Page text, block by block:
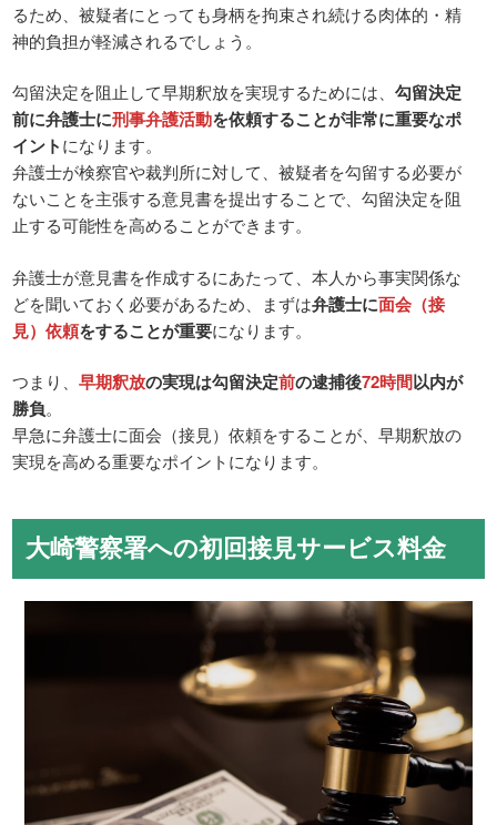
るため、被疑者にとっても身柄を拘束され続ける肉体的・精
神的負担が軽減されるでしょう。
勾留決定を阻止して早期釈放を実現するためには、勾留決定
前に弁護士に刑事弁護活動を依頼することが非常に重要なポ
イントになります。
弁護士が検察官や裁判所に対して、被疑者を勾留する必要が
ないことを主張する意見書を提出することで、勾留決定を阻
止する可能性を高めることができます。
弁護士が意見書を作成するにあたって、本人から事実関係な
どを聞いておく必要があるため、まずは弁護士に面会（接
見）依頼をすることが重要になります。
つまり、早期釈放の実現は勾留決定前の逮捕後72時間以内が
勝負。
早急に弁護士に面会（接見）依頼をすることが、早期釈放の
実現を高める重要なポイントになります。
大崎警察署への初回接見サービス料金